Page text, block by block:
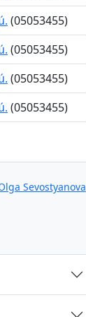
(05053455)
(05053455)
(05053455)
(05053455)
Sevostyanova